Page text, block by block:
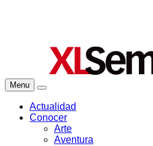
Menu
Actualidad
Conocer
Arte
Aventura